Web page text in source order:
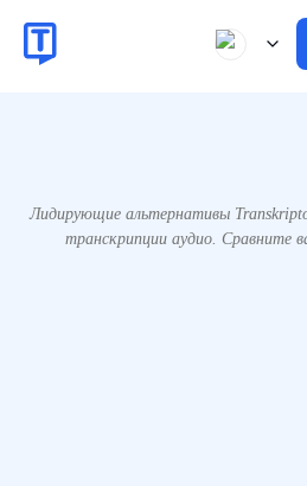
Лидирующие альтернативы
транскрипции аудио. Сравните